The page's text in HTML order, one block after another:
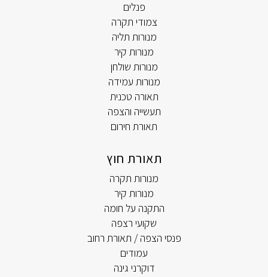
פנלים
צמודי תקרה
מנורות תליה
מנורות קיר
מנורות שולחן
מנורות עמידה
תאורה טכנית
תעשייה והצפה
תאורת חירום
תאורת חוץ
מנורות תקרה
מנורות קיר
התקנה על חומה
שקועי רצפה
פנסי הצפה / תאורת רחוב
עמודים
דוקרני גינה